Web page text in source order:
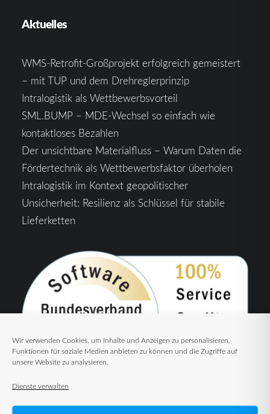
Wir verwenden Cookies, um Inhalte und Anzeigen zu personalisieren,
Funktionen für soziale Medien anbieten zu können und die Zugriffe auf
unsere Website zu analysieren.
Dienste verwalten
Aktuelles
WMS-Retrofit-Großprojekt erfolgreich gemeistert
– mit TUP und dem Drehreglerprinzip
Intralogistik als Wettbewerbsvorteil
SML.BUMP – MDE-Wechsel so einfach wie
kontaktloses Bezahlen
Der unsichtbare Materialfluss – Warum Daten die
Fördertechnik als Wettbewerbsfaktor überholen
Intralogistik im Kontext geopolitischer
Unsicherheit: Resilienz als Schlüssel für stabile
Lieferketten